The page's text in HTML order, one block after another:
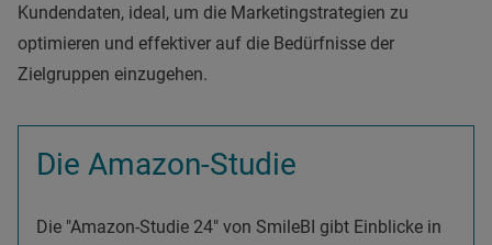
Kundendaten, ideal, um die Marketingstrategien zu
optimieren und effektiver auf die Bedürfnisse der
Zielgruppen einzugehen.
Die Amazon-Studie
Die "Amazon-Studie 24" von SmileBI gibt Einblicke in